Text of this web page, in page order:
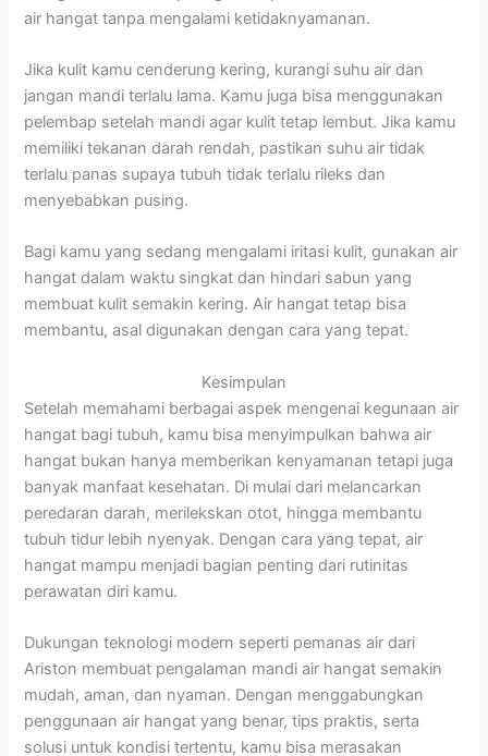
air hangat tanpa mengalami ketidaknyamanan.
Jika kulit kamu cenderung kering, kurangi suhu air dan
jangan mandi terlalu lama. Kamu juga bisa menggunakan
pelembap setelah mandi agar kulit tetap lembut. Jika kamu
memiliki tekanan darah rendah, pastikan suhu air tidak
terlalu panas supaya tubuh tidak terlalu rileks dan
menyebabkan pusing.
Bagi kamu yang sedang mengalami iritasi kulit, gunakan air
hangat dalam waktu singkat dan hindari sabun yang
membuat kulit semakin kering. Air hangat tetap bisa
membantu, asal digunakan dengan cara yang tepat.
Kesimpulan
Setelah memahami berbagai aspek mengenai kegunaan air
hangat bagi tubuh, kamu bisa menyimpulkan bahwa air
hangat bukan hanya memberikan kenyamanan tetapi juga
banyak manfaat kesehatan. Di mulai dari melancarkan
peredaran darah, merilekskan otot, hingga membantu
tubuh tidur lebih nyenyak. Dengan cara yang tepat, air
hangat mampu menjadi bagian penting dari rutinitas
perawatan diri kamu.
Dukungan teknologi modern seperti pemanas air dari
Ariston membuat pengalaman mandi air hangat semakin
mudah, aman, dan nyaman. Dengan menggabungkan
penggunaan air hangat yang benar, tips praktis, serta
solusi untuk kondisi tertentu, kamu bisa merasakan